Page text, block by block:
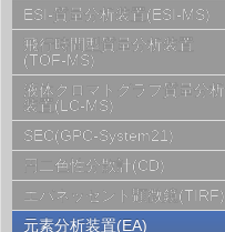
ESI-質量分析装置(ESI-MS)
飛行時間型質量分析装置
(TOF-MS)
液体クロマトグラフ質量分析
装置(LC-MS)
SEC(GPC-System21)
円二色性分散計(CD)
エバネッセント顕微鏡(TIRF)
元素分析装置(EA)